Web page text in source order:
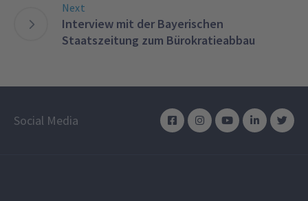
Next
Interview mit der Bayerischen
Staatszeitung zum Bürokratieabbau
Social Media